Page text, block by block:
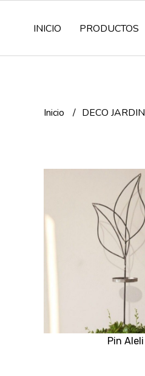
INICIO PRODUCTOS
Inicio DECO JARDIN
Pin Aleli